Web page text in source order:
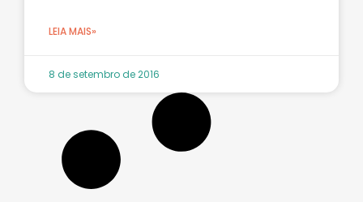
LEIA MAIS»
8 de setembro de 2016